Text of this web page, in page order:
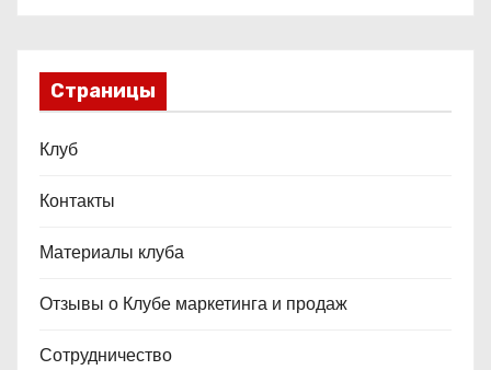
Страницы
Клуб
Контакты
Материалы клуба
Отзывы о Клубе маркетинга и продаж
Сотрудничество